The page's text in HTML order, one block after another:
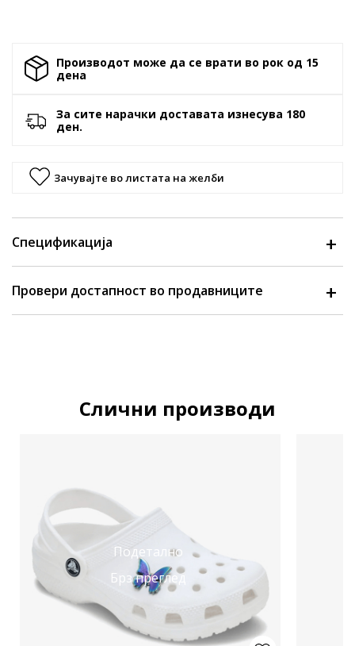
Производот може да се врати во рок од 15
денa
За сите нарачки доставата изнесува 180
ден.
Зачувајте во листата на желби
Спецификација
Провери достапност во продавниците
Слични производи
Подетално
Брз преглед